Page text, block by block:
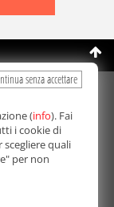
in qualunque
del
2003
senza accettare
(info). Fai
i cookie di
quali
per non